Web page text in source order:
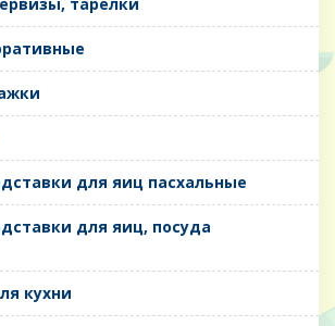
для яиц пасхальные
для яиц, посуда
кухни